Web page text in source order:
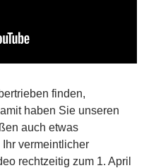
finden,
haben Sie unseren
auch etwas
vermeintlicher
rechtzeitig zum 1. April